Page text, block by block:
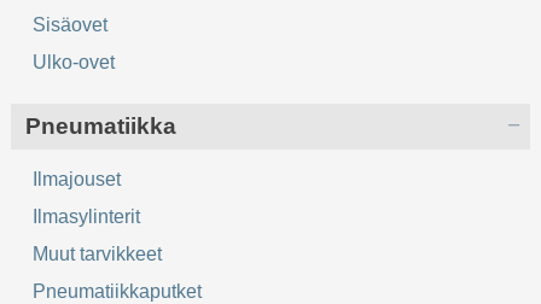
Sisäovet
Ulko-ovet
Pneumatiikka
Ilmajouset
Ilmasylinterit
Muut tarvikkeet
Pneumatiikkaputket